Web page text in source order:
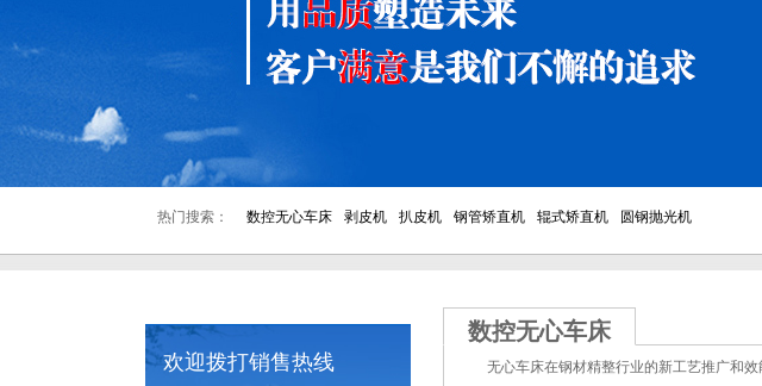
热门搜索： 数控无心车床 剥皮机 扒皮机 钢管矫直机 辊式矫直机 圆钢抛光机
欢迎拨打销售热线
数控无心车床
无心车床在钢材精整行业的新工艺推广和